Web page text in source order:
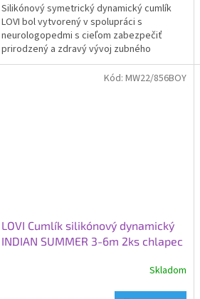
Silikónový symetrický dynamický cumlík
LOVI bol vytvorený v spolupráci s
neurologopedmi s cieľom zabezpečiť
prirodzený a zdravý vývoj zubného
poschodia, zubov a ďasien dieťaťa.
LOVI Cumlík silikónový dynamický
INDIAN SUMMER 3-6m 2ks chlapec
Skladom
Kód: MW22/856BOY